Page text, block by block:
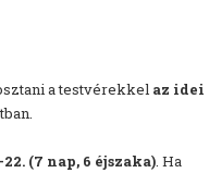
a testvérekkel az idei
(7 nap, 6 éjszaka). Ha